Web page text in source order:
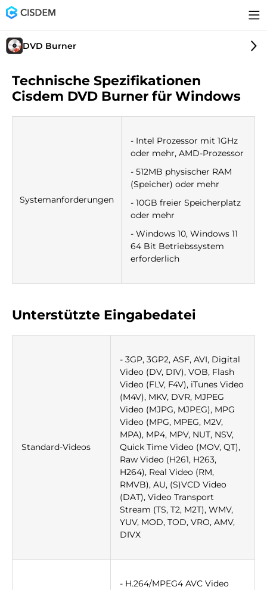
DVD Burner
Technische Spezifikationen
Cisdem DVD Burner für Windows
Systemanforderungen
- Intel Prozessor mit 1GHz
oder mehr, AMD-Prozessor
- 512MB physischer RAM
(Speicher) oder mehr
- 10GB freier Speicherplatz
oder mehr
- Windows 10, Windows 11
64 Bit Betriebssystem
erforderlich
Unterstützte Eingabedatei
Standard-Videos
- 3GP, 3GP2, ASF, AVI, Digital
Video (DV, DIV), VOB, Flash
Video (FLV, F4V), iTunes Video
(M4V), MKV, DVR, MJPEG
Video (MJPG, MJPEG), MPG
Video (MPG, MPEG, M2V,
MPA), MP4, MPV, NUT, NSV,
Quick Time Video (MOV, QT),
Raw Video (H261, H263,
H264), Real Video (RM,
RMVB), AU, (S)VCD Video
(DAT), Video Transport
Stream (TS, T2, M2T), WMV,
YUV, MOD, TOD, VRO, AMV,
DIVX
- H.264/MPEG4 AVC Video